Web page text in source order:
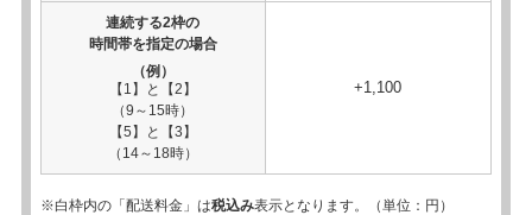
連続する2枠の
時間帯を指定の場合
（例）
【1】と【2】
（9～15時）
【5】と【3】
（14～18時）
+1,100
※白枠内の「配送料金」は税込み表示となります。（単位：円）